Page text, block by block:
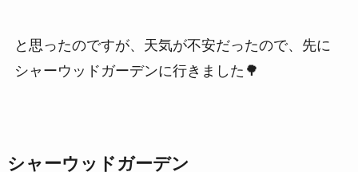
と思ったのですが、天気が不安だったので、先に
シャーウッドガーデンに行きました🌳
シャーウッドガーデン